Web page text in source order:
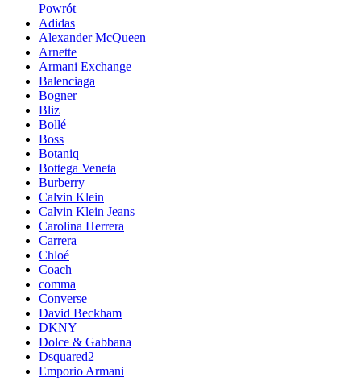
Powrót
Adidas
Alexander McQueen
Arnette
Armani Exchange
Balenciaga
Bogner
Bliz
Bollé
Boss
Botaniq
Bottega Veneta
Burberry
Calvin Klein
Calvin Klein Jeans
Carolina Herrera
Carrera
Chloé
Coach
comma
Converse
David Beckham
DKNY
Dolce & Gabbana
Dsquared2
Emporio Armani